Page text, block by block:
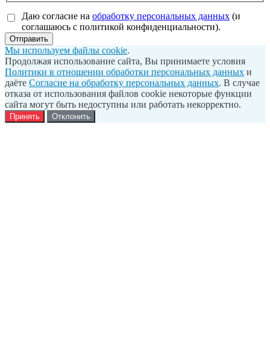
Даю согласие на обработку персональных данных (и
соглашаюсь с политикой конфиденциальности).
Отправить
Мы используем файлы cookie.
Продолжая использование сайта, Вы принимаете условия
Политики в отношении обработки персональных данных и
даёте Согласие на обработку персональных данных. В случае
отказа от использования файлов cookie некоторые функции
сайта могут быть недоступны или работать некорректно.
Принять Отклонить